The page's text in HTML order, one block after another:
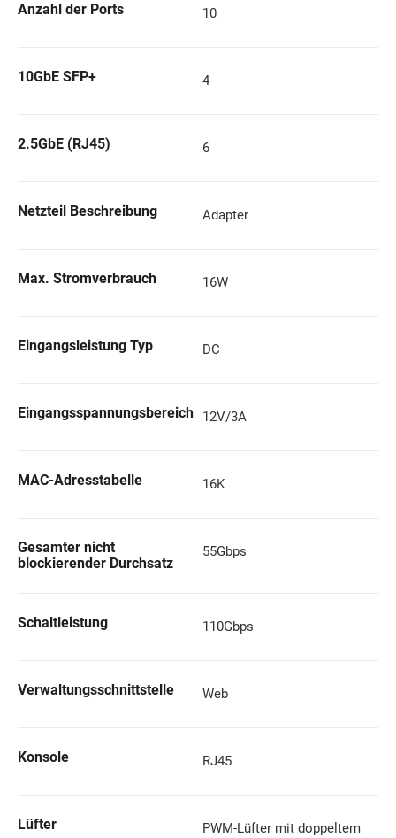
Anzahl der Ports 10
10GbE SFP+ 4
2.5GbE (RJ45) 6
Netzteil Beschreibung Adapter
Max. Stromverbrauch 16W
Eingangsleistung Typ DC
Eingangsspannungsbereich 12V/3A
MAC-Adresstabelle 16K
Gesamter nicht
blockierender Durchsatz
55Gbps
Schaltleistung 110Gbps
Verwaltungsschnittstelle Web
Konsole RJ45
Lüfter
PWM-Lüfter mit doppeltem